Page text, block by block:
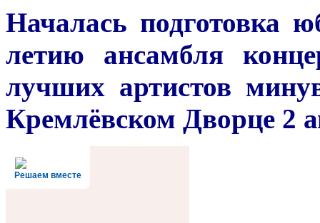
Началась подготовка
летию ансамбля
лучших артистов
Кремлёвском Дворце 2
Решаем вместе